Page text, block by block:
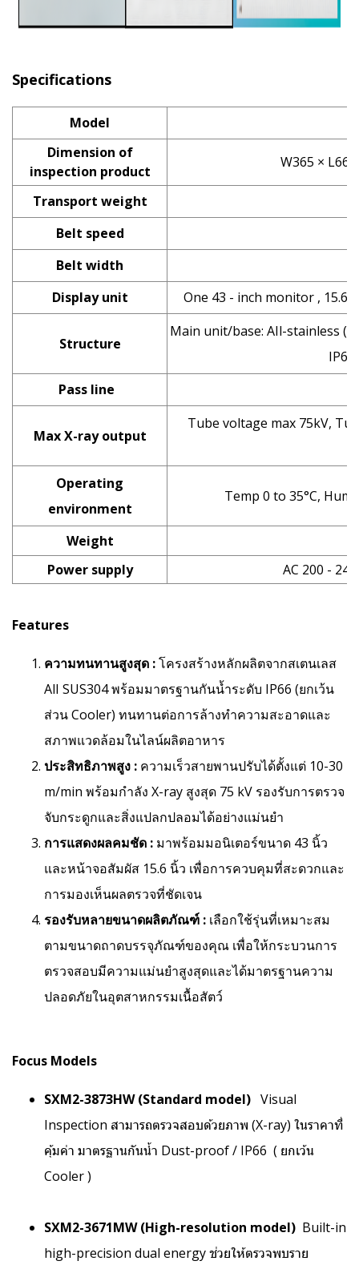
Specifications
Model
Dimension of
inspection product
W365 ×
Transport weight
Belt speed
Belt width
Display unit
One 43 - inch monitor , 15.6
Structure
Main unit/base: AIl-stainless
Pass line
Max X-ray output
Tube voltage max 75kV,
Operating
environment
Temp 0 to 35°C,
Weight
Power supply
AC 200 -
Features
ความทนทานสูงสุด :โครงสร้างหลักผลิตจากสเตนเลส
AlI SUS304 พร้อมมาตรฐานกันน้ำระดับ IP66 (ยกเว้น
ส่วน Cooler) ทนทานต่อการล้างทำความสะอาดและ
สภาพแวดล้อมในไลน์ผลิตอาหาร
ประสิทธิภาพสูง : ความเร็วสายพานปรับได้ตั้งแต่ 10-30
m/min พร้อมกำลัง X-ray สูงสุด 75 kV รองรับการตรวจ
จับกระดูกและสิ่งแปลกปลอมได้อย่างแม่นยำ
การแสดงผลคมชัด : มาพร้อมมอนิเตอร์ขนาด 43 นิ้ว
และหน้าจอสัมผัส 15.6 นิ้ว เพื่อการควบคุมที่สะดวกและ
การมองเห็นผลตรวจที่ชัดเจน
รองรับหลายขนาดผลิตภัณฑ์ : เลือกใช้รุ่นที่เหมาะสม
ตามขนาดถาดบรรจุภัณฑ์ของคุณ เพื่อให้กระบวนการ
ตรวจสอบมีความแม่นยำสูงสุดและได้มาตรฐานความ
ปลอดภัยในอุตสาหกรรมเนื้อสัตว์
Focus Models
SXM2-3873HW (Standard model) Visual
Inspection สามารถตรวจสอบด้วยภาพ (X-ray) ในราคาที่
คุ้มค่า มาตรฐานกันน้ำ Dust-proof / IP66 ( ยกเว้น
Cooler )
SXM2-3671MW (High-resolution model) Built-in
high-precision dual energy ช่วยให้ตรวจพบราย